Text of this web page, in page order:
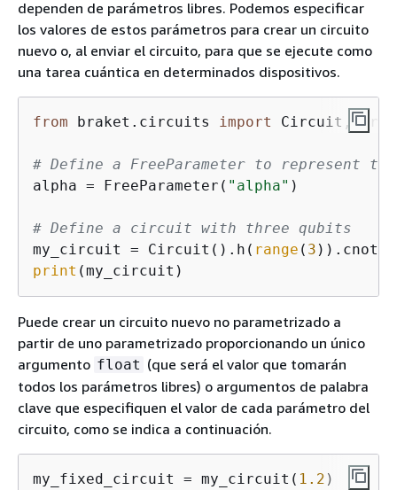
dependen de parámetros libres. Podemos especificar
los valores de estos parámetros para crear un circuito
nuevo o, al enviar el circuito, para que se ejecute como
una tarea cuántica en determinados dispositivos.
from braket.circuits import Circuit,
# Define a FreeParameter to represent
alpha = FreeParameter( "alpha" )
# Define a circuit with three qubits
my_circuit = Circuit().h( range ( 3
print (my_circuit)
Puede crear un circuito nuevo no parametrizado a
partir de uno parametrizado proporcionando un único
argumento float (que será el valor que tomarán
todos los parámetros libres) o argumentos de palabra
clave que especifiquen el valor de cada parámetro del
circuito, como se indica a continuación.
my_fixed_circuit = my_circuit( 1.2 )